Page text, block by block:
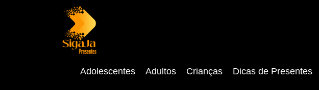
Adolescentes Adultos Crianças Dicas de Presentes